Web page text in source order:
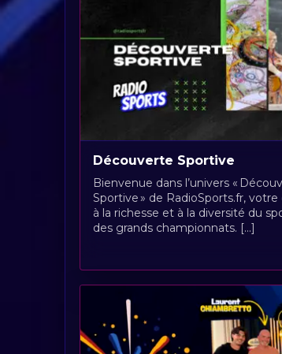
Découverte Sportive
Bienvenue dans l’univers «
Sportive » de RadioSports.fr,
à la richesse et à la diversité du
des grands championnats. [...]